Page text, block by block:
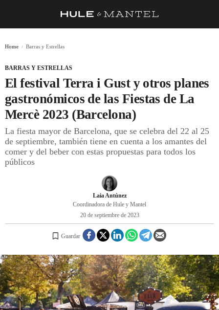
BARRAS Y ESTRELLAS
DÓNDE COMER
ÍDOLOS DE MESAS
CUADERNO DE VIAJE
INICIAR SESIÓN
Home Barras y Estrellas
BARRAS Y ESTRELLAS
El festival Terra i Gust y otros planes
gastronómicos de las Fiestas de La
Mercè 2023 (Barcelona)
La fiesta mayor de Barcelona, que se celebra del 22 al 25
de septiembre, también tiene en cuenta a los amantes del
comer y del beber con estas propuestas para todos los
públicos
Laia Antúnez
Coordinadora de Hule y Mantel
20 de septiembre de 2023
Guardar